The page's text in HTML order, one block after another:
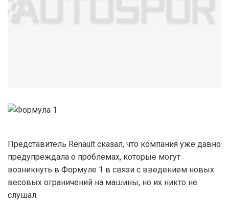
Представитель Renault сказал, что компания уже давно
предупреждала о проблемах, которые могут
возникнуть в Формуле 1 в связи с введением новых
весовых ограничений на машины, но их никто не
слушал.